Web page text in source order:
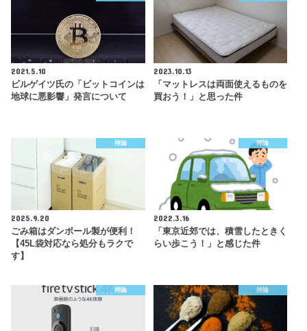
2021.5.10
ビルゲイツ氏の「ビットコインは
地球に悪影響」発言について
2023.10.13
「マットレスは両面使えるものを
買おう！」と思った件
持論
2025.9.20
ごみ箱はダンボール製が便利！
【45L袋対応なら処分もラクで
す】
持論
2022.3.16
「東京近郊では、積雪したときく
らい歩こう！」と感じた件
持論 持論